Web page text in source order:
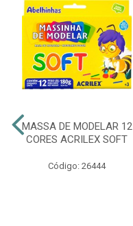
MASSA DE MODELAR 12
CORES ACRILEX SOFT
Código: 26444